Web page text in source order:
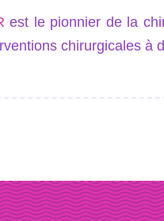
est le pionnier de la
chirurgicales à